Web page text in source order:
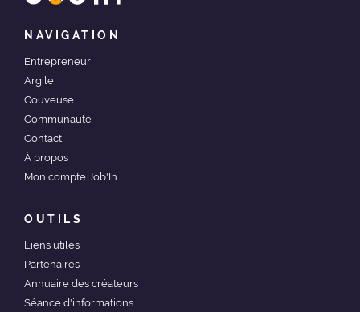
NAVIGATION
Entrepreneur
Argile
Couveuse
Communauté
Contact
À propos
Mon compte Job'In
OUTILS
Liens utiles
Partenaires
Annuaire des créateurs
Séance d'informations